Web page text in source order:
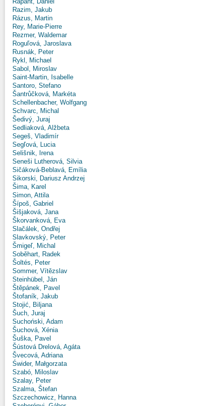
Razim, Jakub
Rázus, Martin
Rey, Marie-Pierre
Rezmer, Waldemar
Roguľová, Jaroslava
Rusnák, Peter
Rykl, Michael
Sabol, Miroslav
Saint-Martin, Isabelle
Santoro, Stefano
Šantrůčková, Markéta
Schellenbacher, Wolfgang
Schvarc, Michal
Šedivý, Juraj
Sedliaková, Alžbeta
Segeš, Vladimír
Segľová, Lucia
Selišnik, Irena
Seneši Lutherová, Silvia
Sičáková-Beblavá, Emília
Sikorski, Dariusz Andrzej
Šima, Karel
Simon, Attila
Šípoš, Gabriel
Šišjaková, Jana
Škorvanková, Eva
Slačálek, Ondřej
Slavkovský, Peter
Šmigeľ, Michal
Soběhart, Radek
Šoltés, Peter
Sommer, Vítězslav
Steinhübel, Ján
Štěpánek, Pavel
Štofaník, Jakub
Stojić, Biljana
Šuch, Juraj
Suchoński, Adam
Šuchová, Xénia
Šuška, Pavel
Šústová Drelová, Agáta
Švecová, Adriana
Świder, Małgorzata
Szabó, Miloslav
Szalay, Peter
Szalma, Štefan
Szczechowicz, Hanna